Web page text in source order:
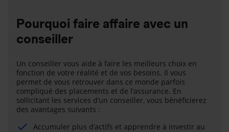
Pourquoi faire affaire avec un
conseiller
Un conseiller vous aide à faire les meilleurs choix en
fonction de votre réalité et de vos besoins. Il vous
permet de vous retrouver dans ce monde parfois
compliqué des placements et de l’assurance. En
sollicitant les services d’un conseiller, vous bénéficierez
des avantages suivants :
Accumuler plus d’actifs et apprendre à investir au